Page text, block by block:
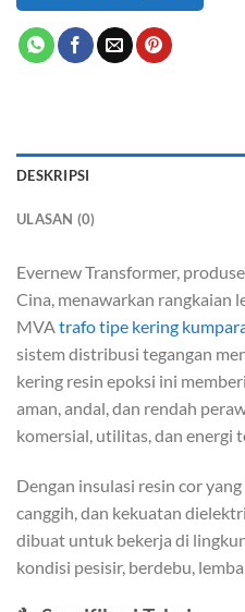
DESKRIPSI
ULASAN (0)
Evernew Transformer,
Cina, menawarkan rangkaian
MVAtrafo tipe kering
sistem distribusi tegangan
kering resin epoksi ini
aman, andal, dan rendah
komersial, utilitas, dan energi
Dengan insulasi resin cor
canggih, dan kekuatan
dibuat untuk bekerja di
kondisi pesisir, berdebu,